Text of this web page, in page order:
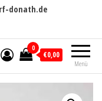
donath.de
Menü
0
€0,00